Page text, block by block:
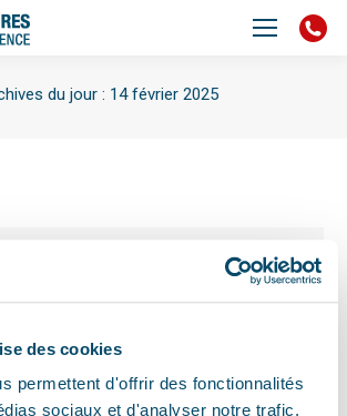
des cookies
permettent d'offrir des fonctionnalités
sociaux et d'analyser notre trafic.
du jour : 14 février 2025
d’urgence vétérinaire sur
Etienne une clinique vétérinaire
aux urgences, hospitalisations, et